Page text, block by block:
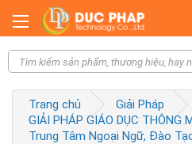
Trang chủ
Giải Pháp
GIẢI PHÁP GIÁO DỤC THÔNG
Trung Tâm Ngoại Ngữ, Đào